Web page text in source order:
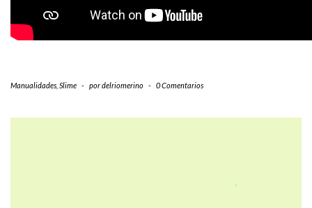
Manualidades Slime - pordelriomerino - 0 Comentarios